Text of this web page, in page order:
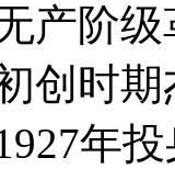
产阶
创时
年